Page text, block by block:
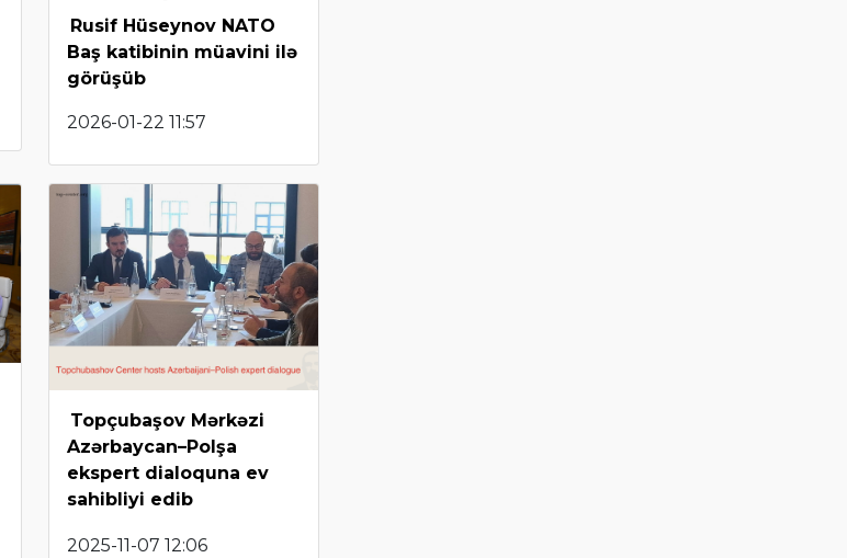
Rusif Hüseynov NATO
Baş katibinin müavini ilə
görüşüb
2026-01-22 11:57
Topçubaşov Mərkəzi
Azərbaycan–Polşa
ekspert dialoquna ev
sahibliyi edib
2025-11-07 12:06